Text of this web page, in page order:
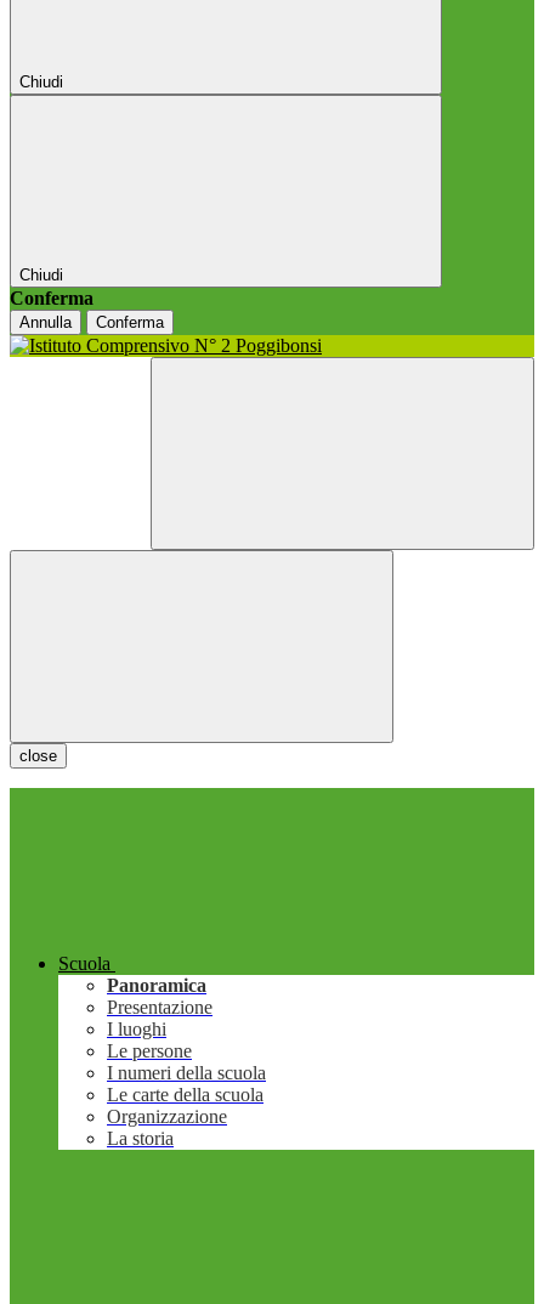
Chiudi
Chiudi
Conferma
Annulla Conferma
close
Scuola
Panoramica
Presentazione
I luoghi
Le persone
I numeri della scuola
Le carte della scuola
Organizzazione
La storia